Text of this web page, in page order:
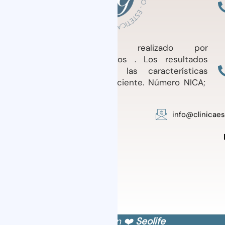
Tratamiento médico realizado por
profesionales cualificados . Los resultados
pueden variar según las características
individuales de cada Paciente. Número NICA;
Diseñado con ❤️ Seolife